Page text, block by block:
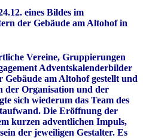
eines Bildes im
der Gebäude am Altohof in
Vereine, Gruppierungen
Adventskalenderbilder
Gebäude am Altohof gestellt und
der Organisation und der
sich wiederum das Team des
Die Eröffnung der
kurzen adventlichen Impuls,
der jeweiligen Gestalter. Es